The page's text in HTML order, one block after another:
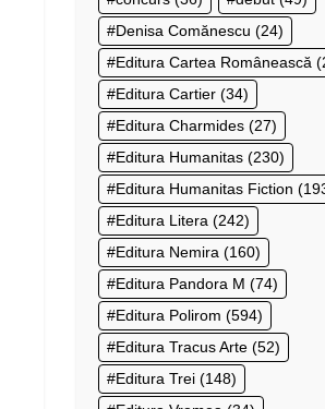
Denisa Comănescu (24)
Editura Cartea Românească
Editura Cartier (34)
Editura Charmides (27)
Editura Humanitas (230)
Editura Humanitas Fiction
Editura Litera (242)
Editura Nemira (160)
Editura Pandora M (74)
Editura Polirom (594)
Editura Tracus Arte (52)
Editura Trei (148)